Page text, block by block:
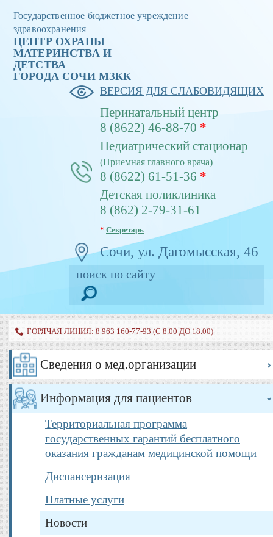
Государственное бюджетное учреждение
здравоохранения
ЦЕНТР ОХРАНЫ
МАТЕРИНСТВА И
ДЕТСТВА
ГОРОДА CОЧИ МЗКК
ВЕРСИЯ ДЛЯ СЛАБОВИДЯЩИХ
Перинатальный центр
8 (8622) 46-88-70 *
Педиатрический стационар
(Приемная главного врача)
8 (8622) 61-51-36 *
Детская поликлиника
8 (862) 2-79-31-61
* Секретарь
Сочи, ул. Дагомысская, 46
ГОРЯЧАЯ ЛИНИЯ: 8 963 160-77-93 (С 8.00 ДО 18.00)
Сведения о мед.организации
Информация для пациентов
Территориальная программа
государственных гарантий бесплатного
оказания гражданам медицинской помощи
Диспансеризация
Платные услуги
Новости